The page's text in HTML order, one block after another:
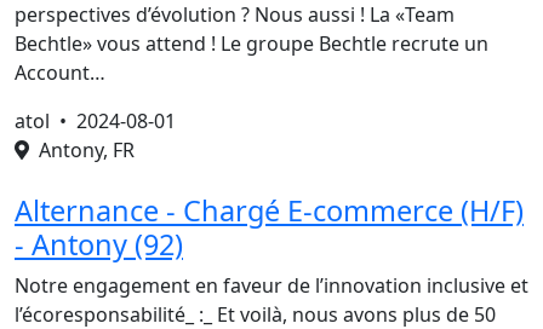
perspectives d’évolution ? Nous aussi ! La «Team
Bechtle» vous attend ! Le groupe Bechtle recrute un
Account…
atol • 2024-08-01
Antony, FR
Alternance - Chargé E-commerce (H/F)
- Antony (92)
Notre engagement en faveur de l’innovation inclusive et
l’écoresponsabilité_ :_ Et voilà, nous avons plus de 50